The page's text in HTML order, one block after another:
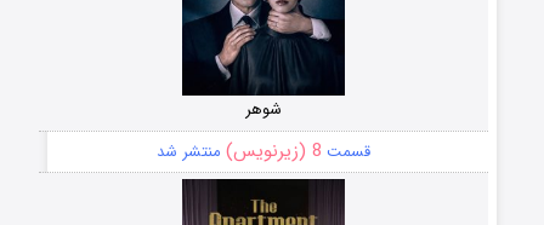
شوهر
قسمت 8 (زیرنویس) منتشر شد